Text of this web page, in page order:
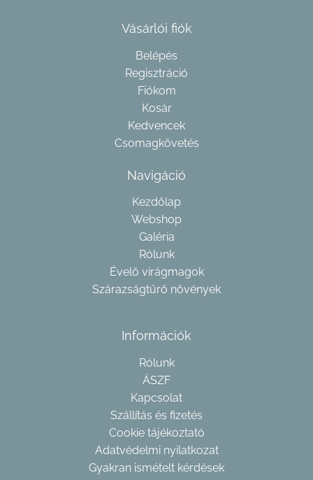
Vásárlói fiók
Belépés
Regisztráció
Fiókom
Kosár
Kedvencek
Csomagkövetés
Navigáció
Kezdőlap
Webshop
Galéria
Rólunk
Évelő virágmagok
Szárazságtűrő növények
Információk
Rólunk
ÁSZF
Kapcsolat
Szállítás és fizetés
Cookie tájékoztató
Adatvédelmi nyilatkozat
Gyakran ismételt kérdések